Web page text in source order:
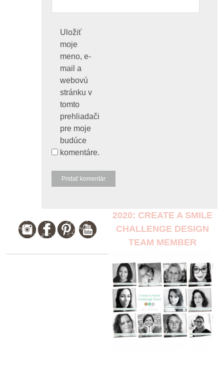
Uložiť
moje
meno, e-
mail a
webovú
stránku v
tomto
prehliadači
pre moje
budúce
komentáre.
2020: CREATE A SMILE
CHALLENGE DESIGN
TEAM MEMBER